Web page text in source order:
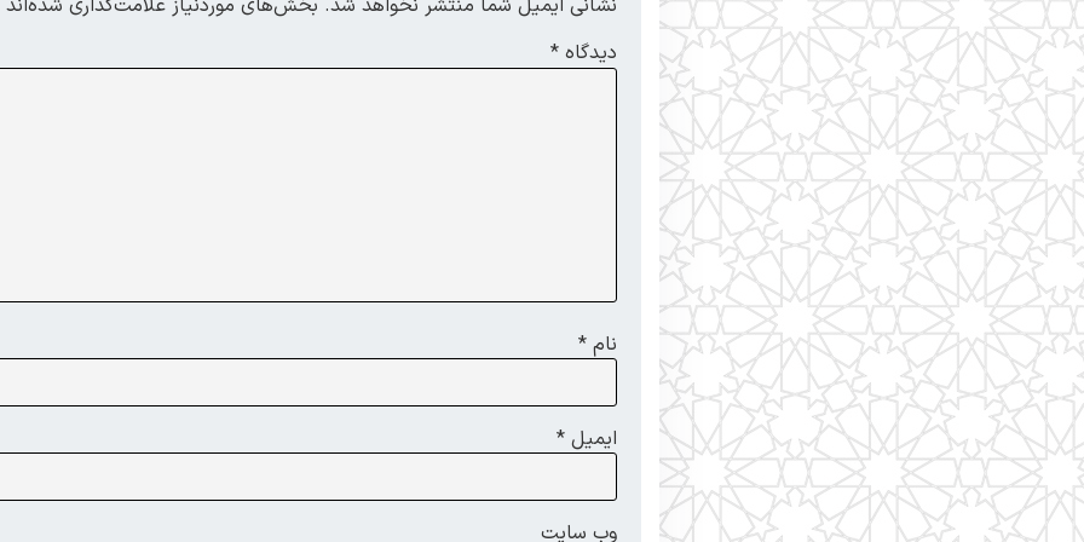
نشانی ایمیل شما منتشر نخواهد شد. بخش‌های موردنیاز علامت‌گذاری شده‌اند
دیدگاه *
نام *
ایمیل *
وب‌ سایت